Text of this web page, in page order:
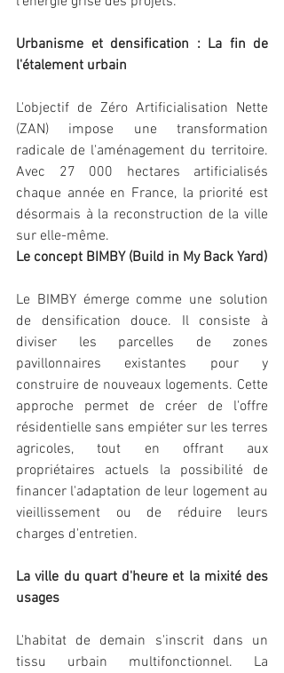
Urbanisme et densification : La fin de
l'étalement urbain
L'objectif de Zéro Artificialisation Nette
(ZAN) impose une transformation
radicale de l'aménagement du territoire.
Avec 27 000 hectares artificialisés
chaque année en France, la priorité est
désormais à la reconstruction de la ville
sur elle-même.
Le concept BIMBY (Build in My Back Yard)
Le BIMBY émerge comme une solution
de densification douce. Il consiste à
diviser les parcelles de zones
pavillonnaires existantes pour y
construire de nouveaux logements. Cette
approche permet de créer de l'offre
résidentielle sans empiéter sur les terres
agricoles, tout en offrant aux
propriétaires actuels la possibilité de
financer l'adaptation de leur logement au
vieillissement ou de réduire leurs
charges d'entretien.
La ville du quart d'heure et la mixité des
usages
L'habitat de demain s'inscrit dans un
tissu urbain multifonctionnel. La